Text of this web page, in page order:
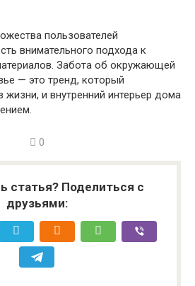
пользователей
внимательного подхода к
Забота об окружающей
— это тренд, который
жизни, и внутренний интерьер дома
0
статья? Поделиться с
друзьями: